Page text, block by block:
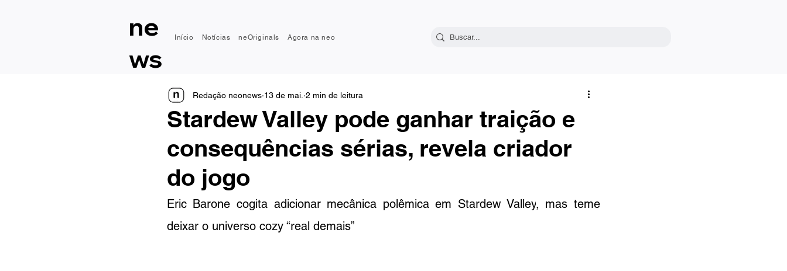
ne
ws
Início Notícias neOriginals Agora na neo
Stardew Valley pode ganhar traição e
consequências sérias, revela criador
do jogo
Redação neonews 13 de mai. 2 min de leitura
Eric Barone cogita adicionar mecânica polêmica em Stardew Valley, mas teme
deixar o universo cozy “real demais”